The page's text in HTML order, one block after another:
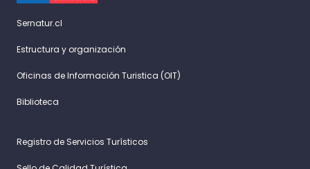
Sernatur.cl
Estructura y organización
Oficinas de Información Turistica (OIT)
Biblioteca
Registro de Servicios Turísticos